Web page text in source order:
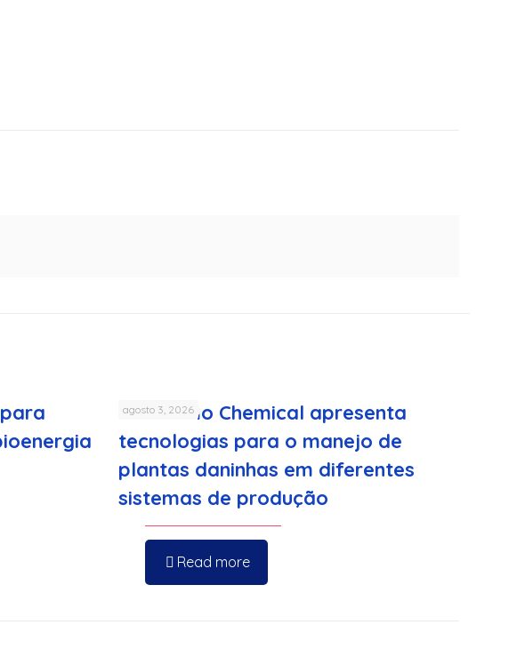
agosto 3, 2026
Sumitomo Chemical apresenta
tecnologias para o manejo de
plantas daninhas em diferentes
sistemas de produção
Read more